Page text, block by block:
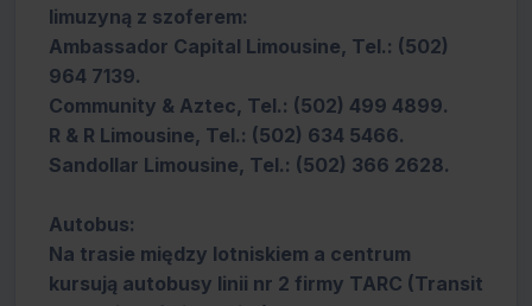
limuzyną z szoferem:
Ambassador Capital Limousine, Tel.: (502)
964 7139.
Community & Aztec, Tel.: (502) 499 4899.
R & R Limousine, Tel.: (502) 634 5466.
Sandollar Limousine, Tel.: (502) 366 2628.
Autobus:
Na trasie między lotniskiem a centrum
kursują autobusy linii nr 2 firmy TARC (Transit